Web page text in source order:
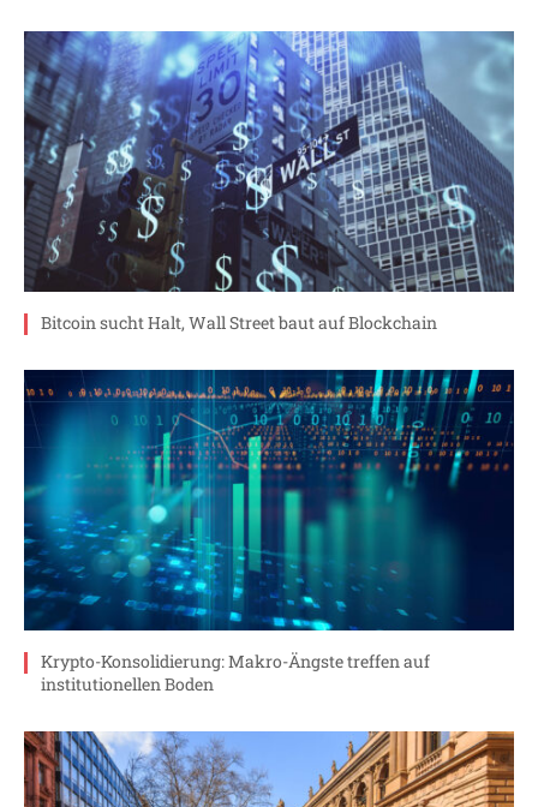
Bitcoin sucht Halt, Wall Street baut auf Blockchain
Krypto-Konsolidierung: Makro-Ängste treffen auf
institutionellen Boden